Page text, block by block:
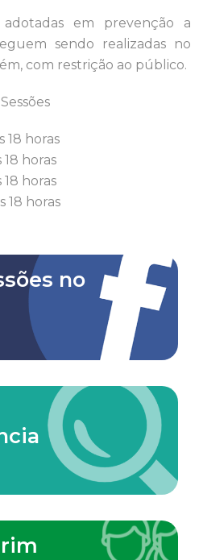
em prevenção a
sendo realizadas no
com restrição ao público.
18 horas
18 horas
18 horas
18 horas
no